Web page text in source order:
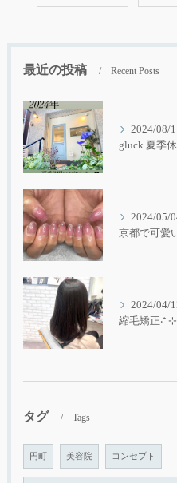
最近の投稿 Recent Posts
2024/08/
gluck 夏季
2024/05/
京都で可愛
2024/04/
縮毛矯正‧⁺
タグ Tags
円町 美容院 コンセプト